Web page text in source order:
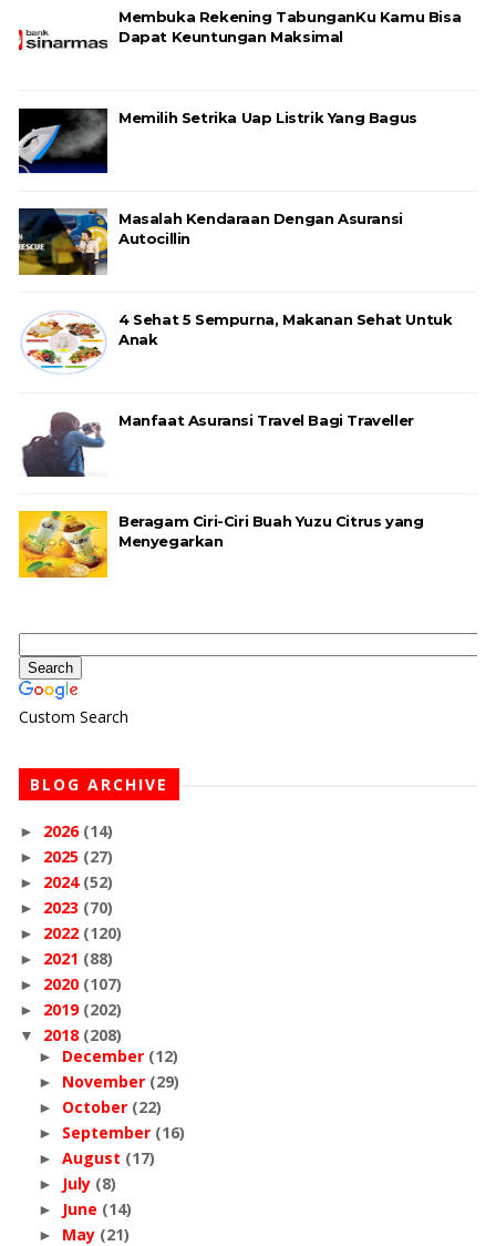
Membuka Rekening TabunganKu Kamu Bisa
Dapat Keuntungan Maksimal
Memilih Setrika Uap Listrik Yang Bagus
Masalah Kendaraan Dengan Asuransi
Autocillin
4 Sehat 5 Sempurna, Makanan Sehat Untuk
Anak
Manfaat Asuransi Travel Bagi Traveller
Beragam Ciri-Ciri Buah Yuzu Citrus yang
Menyegarkan
Custom Search
BLOG ARCHIVE
► 2026 (14)
► 2025 (27)
► 2024 (52)
► 2023 (70)
► 2022 (120)
► 2021 (88)
► 2020 (107)
► 2019 (202)
▼ 2018 (208)
► December (12)
► November (29)
► October (22)
► September (16)
► August (17)
► July (8)
► June (14)
► May (21)